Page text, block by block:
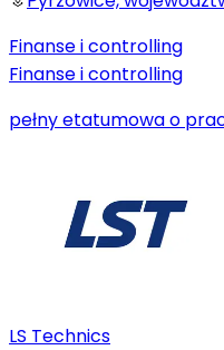
Finanse i controlling
Finanse i controlling
pełny etatumowa o
LS Technics